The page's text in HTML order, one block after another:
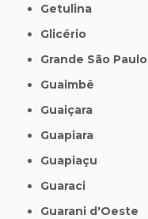
Getulina
Glicério
Grande São Paulo
Guaimbê
Guaiçara
Guapiara
Guapiaçu
Guaraci
Guarani d'Oeste